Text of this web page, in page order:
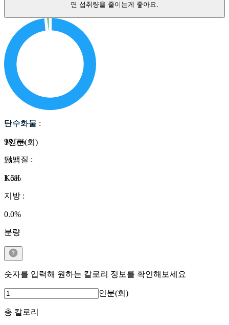
면 섭취량을 줄이는게 좋아요.
탄수화물
1인분(회)
262
Kcal
탄수화물 :
98.5%
단백질 :
1.5%
지방 :
0.0%
분량
숫자를 입력해 원하는 칼로리 정보를 확인해보세요
인분(회)
총 칼로리